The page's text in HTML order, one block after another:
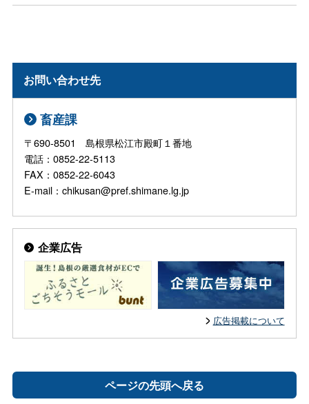
お問い合わせ先
畜産課
〒690-8501 島根県松江市殿町１番地
電話：0852-22-5113
FAX：0852-22-6043
E-mail：chikusan@pref.shimane.lg.jp
企業広告
広告掲載について
ページの先頭へ戻る